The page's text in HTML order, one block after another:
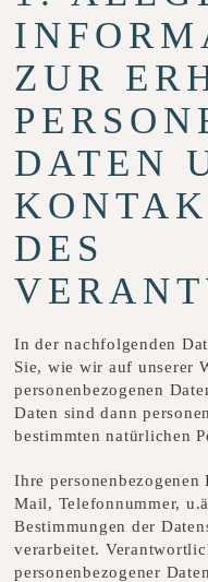
ZUR
DATEN
DES
In der nachfolgenden
Sie, wie wir auf unserer
personenbezogenen
Daten sind dann
bestimmten natürlichen
Ihre
Mail, Telefonnummer,
Bestimmungen der
verarbeitet.
personenbezogener